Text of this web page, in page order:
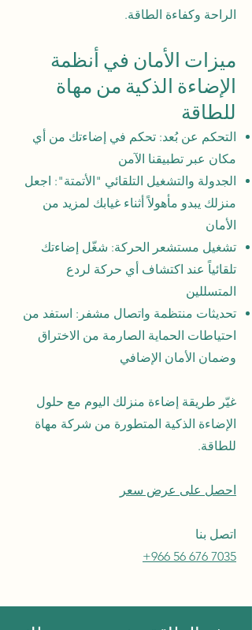
الراحة وكفاءة الطاقة.
ميزات الأمان في أنظمة
الإضاءة الذكية من مهاة
للطاقة
التحكم عن بُعد: تحكم في إضاءتك من أي
مكان عبر تطبيقنا الآمن
الجدولة والتشغيل التلقائي "الأتمتة": اجعل
منزلك يبدو مأهولاً أثناء غيابك لمزيد من
الأمان
تشغيل مستشعر الحركة: شغّل إضاءتك
تلقائياً عند اكتشاف أي حركة لردع
المتسللين
تحديثات منتظمة واتصال مشفر: استفد من
احتياطات الحماية الصارمة من الاختراق
وضمان الأمان الإضافي
غيّر طريقة إضاءة منزلك اليوم مع حلول
الإضاءة الذكية المتطورة من شركة مهاة
للطاقة.
احصل على عرض سعر
اتصل بنا
+966 56 676 7035